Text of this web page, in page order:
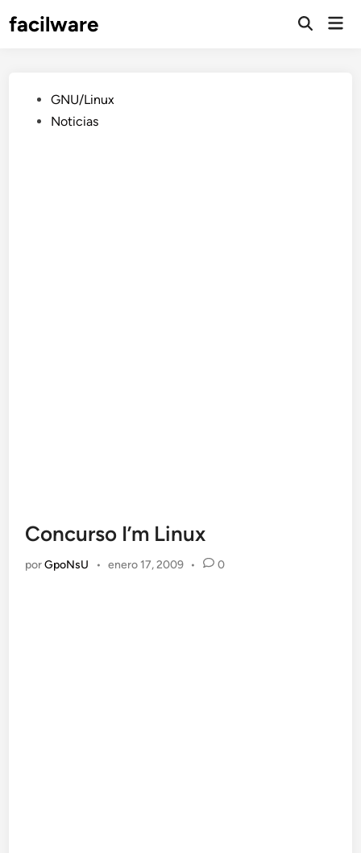
facilware
Publicado
en
GNU/Linux
Noticias
Concurso I’m Linux
porGpoNsU • enero 17, 2009 • 0